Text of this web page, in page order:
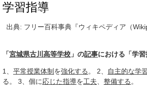
学習指導
出典: フリー百科事典『ウィキペディア（
「宮城県古川高等学校 」の記事における「学
1、 平常授業体制 を強化する 。 2、 自主的な学
る。 3、個に応じた指導を工夫 整備する 。